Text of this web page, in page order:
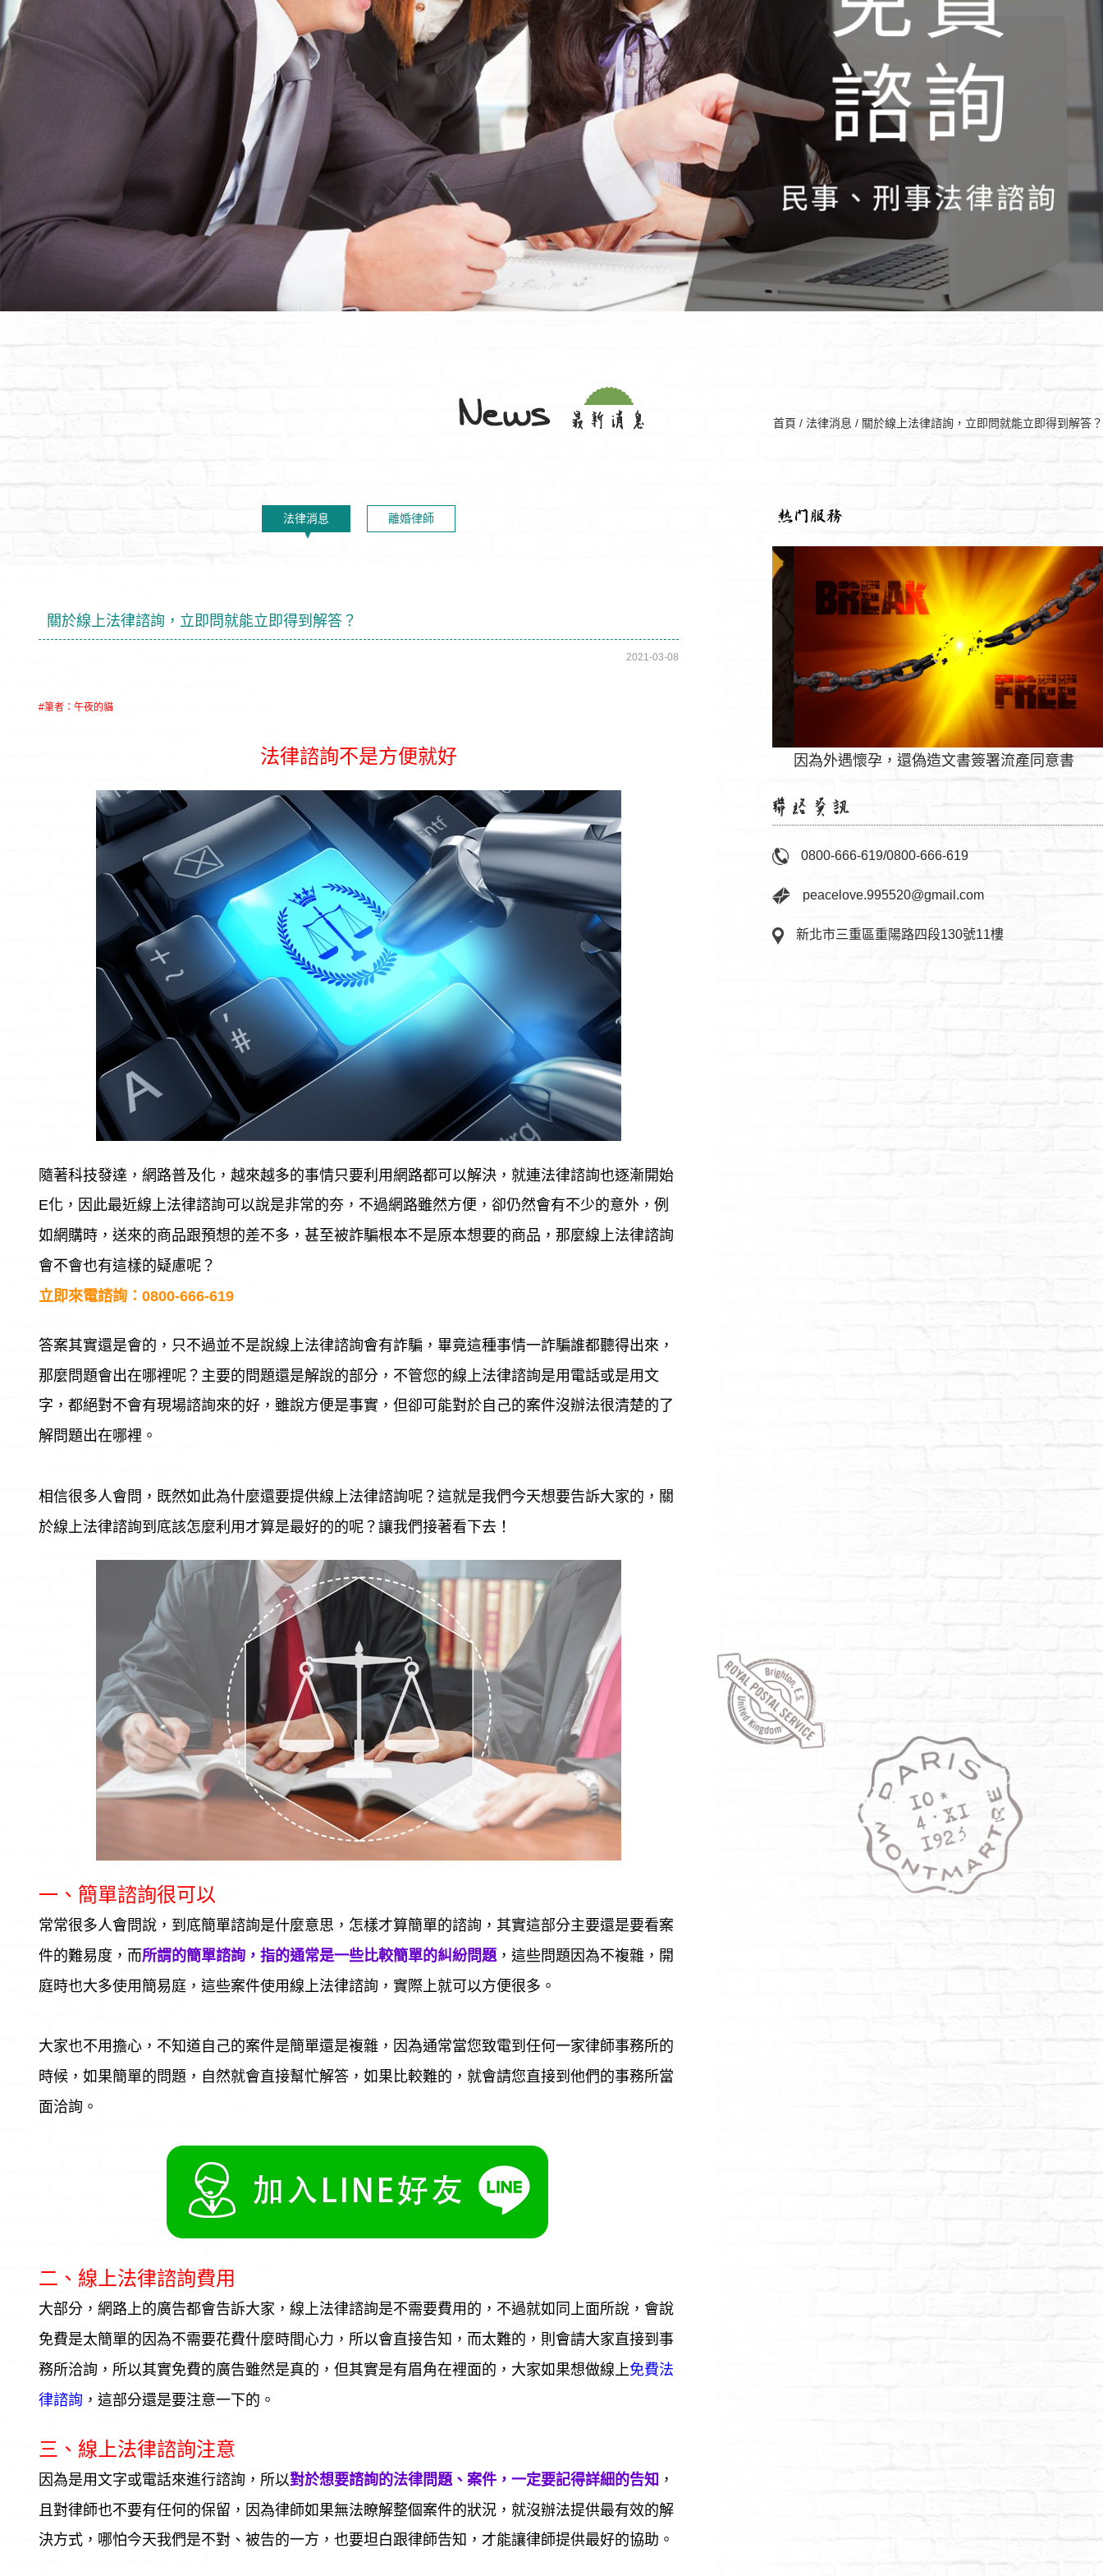
首頁 / 法律消息 / 關於線上法律諮詢，立即問就能立即得到解答？
法律消息 離婚律師
關於線上法律諮詢，立即問就能立即得到解答？
2021-03-08
#筆者：午夜的貓
法律諮詢不是方便就好
隨著科技發達，網路普及化，越來越多的事情只要利用網路都可以解決，就連法律諮詢也逐漸開始
E化，因此最近線上法律諮詢可以說是非常的夯，不過網路雖然方便，卻仍然會有不少的意外，例
如網購時，送來的商品跟預想的差不多，甚至被詐騙根本不是原本想要的商品，那麼線上法律諮詢
會不會也有這樣的疑慮呢？
立即來電諮詢： 0800-666-619
答案其實還是會的，只不過並不是說線上法律諮詢會有詐騙，畢竟這種事情一詐騙誰都聽得出來，
那麼問題會出在哪裡呢？主要的問題還是解說的部分，不管您的線上法律諮詢是用電話或是用文
字，都絕對不會有現場諮詢來的好，雖說方便是事實，但卻可能對於自己的案件沒辦法很清楚的了
解問題出在哪裡。
相信很多人會問，既然如此為什麼還要提供線上法律諮詢呢？這就是我們今天想要告訴大家的，關
於線上法律諮詢到底該怎麼利用才算是最好的的呢？讓我們接著看下去！
一、簡單諮詢很可以
常常很多人會問說，到底簡單諮詢是什麼意思，怎樣才算簡單的諮詢，其實這部分主要還是要看案
件的難易度，而所謂的簡單諮詢，指的通常是一些比較簡單的糾紛問題 ，這些問題因為不複雜，開
庭時也大多使用簡易庭，這些案件使用線上法律諮詢，實際上就可以方便很多。
大家也不用擔心，不知道自己的案件是簡單還是複雜，因為通常當您致電到任何一家律師事務所的
時候，如果簡單的問題，自然就會直接幫忙解答，如果比較難的，就會請您直接到他們的事務所當
面洽詢。
二、線上法律諮詢費用
大部分，網路上的廣告都會告訴大家，線上法律諮詢是不需要費用的，不過就如同上面所說，會說
免費是太簡單的因為不需要花費什麼時間心力，所以會直接告知，而太難的，則會請大家直接到事
務所洽詢，所以其實免費的廣告雖然是真的，但其實是有眉角在裡面的，大家如果想做線上免費法
律諮詢 ，這部分還是要注意一下的。
三、線上法律諮詢注意
因為是用文字或電話來進行諮詢，所以對於想要諮詢的法律問題、案件，一定要記得詳細的告知 ，
且對律師也不要有任何的保留，因為律師如果無法瞭解整個案件的狀況，就沒辦法提供最有效的解
決方式，哪怕今天我們是不對、被告的一方，也要坦白跟律師告知，才能讓律師提供最好的協助。
大愛徵信社不僅替民眾處理生活上的問題，甚至也提供免費法律諮詢服務 婚姻諮商-婚姻關係停看聽 因為外遇懷孕，還偽造文書簽署流產同意書
0800-666-619/0800-666-619
peacelove.995520@gmail.com
新北市三重區重陽路四段130號11樓